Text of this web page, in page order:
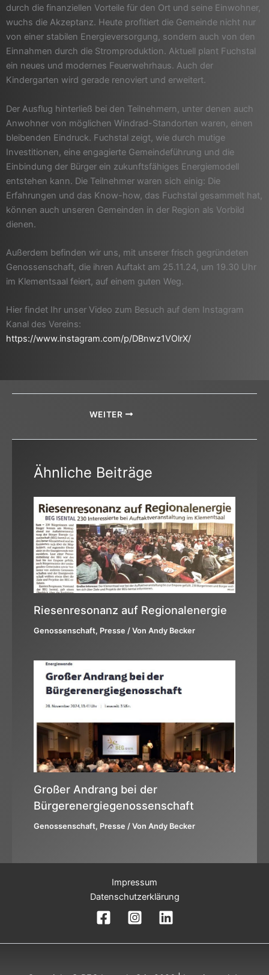
durch die finanziellen Vorteile für den Ort und seine Einwohner,
wuchs die Akzeptanz. Heute profitiert die Gemeinde nicht nur
von einer stabilen Energieversorgung, sondern auch von den
Einnahmen durch die Stromproduktion. Aktuell plant Fuchstal
ein neues und modernes Feuerwehrhaus. Auch der
Kindergarten wird gerade renoviert und erweitert.
Der Ausflug hinterließ bei den Teilnehmern, unter denen auch
Anwohner von möglichen Windrad-Standorten waren, einen
bleibenden Eindruck. Fuchstal zeigt, wie durch mutige
Investitionen, eine engagierte Gemeindeführung und die
Einbindung der Bürger ein zukunftsfähiges Energiemodell
entstehen kann. Die Teilnehmer waren sich einig: Die
Erfahrungen und das Know-how, das Fuchstal gesammelt hat,
können auch unseren Gemeinden in der Region als Vorbild
dienen.
Außerdem befinden wir uns, mit unserer frisch gegründeten
Genossenschaft, die ihren Auftakt am 25.11.24, um 19.30 Uhr
im Klementsaal feiert, auf einem guten Weg.
Hier findet Ihr unser Video zum Besuch auf dem Instagram
Kanal des Vereins:
https://www.instagram.com/p/DBnwz1VOlrX/
WEITER
Ähnliche Beiträge
Riesenresonanz auf Regionalenergie
Genossenschaft, Presse / VonAndy Becker
Großer Andrang bei der
Bürgerenergiegenossenschaft
Genossenschaft, Presse / Von Andy Becker
Impressum
Datenschutzerklärung